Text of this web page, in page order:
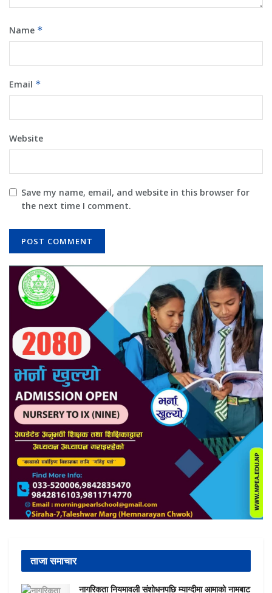
Name *
Email *
Website
Save my name, email, and website in this browser for
the next time I comment.
ताजा समाचार
नागरिकता नियमावली संशोधनपछि म्याग्दीमा आमाको नामबाट